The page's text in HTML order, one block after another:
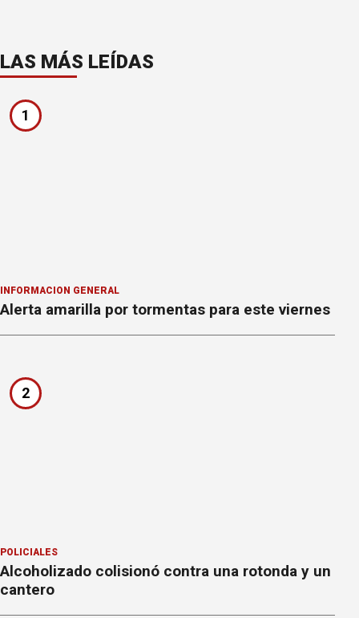
LAS MÁS LEÍDAS
1
INFORMACION GENERAL
Alerta amarilla por tormentas para este viernes
2
POLICIALES
Alcoholizado colisionó contra una rotonda y un
cantero